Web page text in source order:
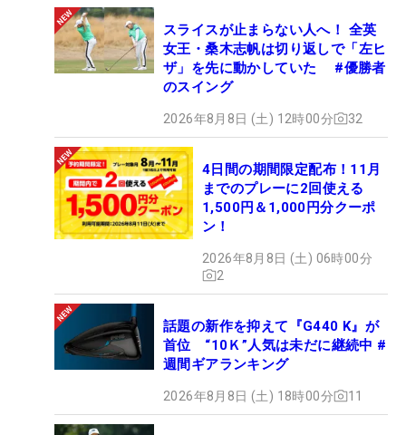
スライスが止まらない人へ！ 全英
女王・桑木志帆は切り返しで「左ヒ
ザ」を先に動かしていた #優勝者
のスイング
2026年8月8日 (土) 12時00分 32
4日間の期間限定配布！11月
までのプレーに2回使える
1,500円＆1,000円分クーポ
ン！
2026年8月8日 (土) 06時00分
2
話題の新作を抑えて『G440 K』が
首位 “10Ｋ”人気は未だに継続中 #
週間ギアランキング
2026年8月8日 (土) 18時00分 11